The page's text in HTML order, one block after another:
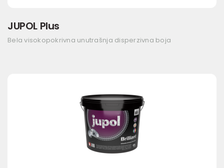
JUPOL Plus
Bela visokopokrivna unutrašnja disperzivna boja